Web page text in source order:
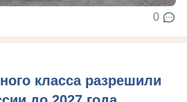
0
класса разрешили